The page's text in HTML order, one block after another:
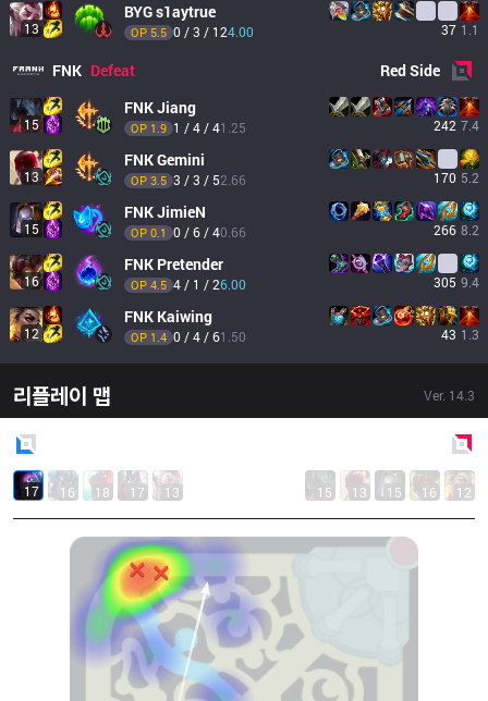
13
BYGs1aytrue
OP 5.5 0 / 3 / 124.00 37 1.1
FNK Defeat RedSide
15
FNKJiang
OP 1.9 1 / 4 / 41.25 242 7.4
13
FNKGemini
OP 3.5 3 / 3 / 52.66 170 5.2
15
FNKJimieN
OP 0.1 0 / 6 / 40.66 266 8.2
16
FNK Pretender
OP 4.5 4 / 1 / 26.00 305 9.4
12
FNK Kaiwing
OP 1.4 0 / 4 / 61.50 43 1.3
리플레이 맵 Ver. 14.3
17 16 18 17 13 15 13 15 16 12